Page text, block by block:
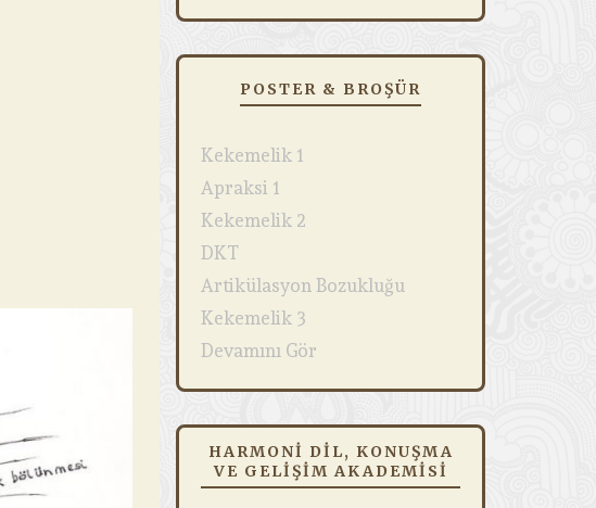
POSTER & BROŞÜR
Kekemelik 1
Apraksi 1
Kekemelik 2
DKT
Artikülasyon Bozukluğu
Kekemelik 3
Devamını Gör
HARMONI DIL, KONUŞMA
VE GELIŞIM AKADEMISI